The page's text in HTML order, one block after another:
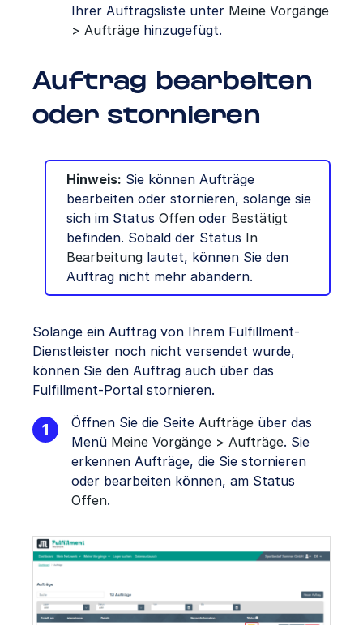
Ihrer Auftragsliste unter Meine Vorgänge
> Aufträge hinzugefügt.
Auftrag bearbeiten
oder stornieren
Hinweis: Sie können Aufträge
bearbeiten oder stornieren, solange sie
sich im Status Offen oder Bestätigt
befinden. Sobald der Status In
Bearbeitung lautet, können Sie den
Auftrag nicht mehr abändern.
Solange ein Auftrag von Ihrem Fulfillment-
Dienstleister noch nicht versendet wurde,
können Sie den Auftrag auch über das
Fulfillment-Portal stornieren.
Öffnen Sie die Seite Aufträge über das
Menü Meine Vorgänge > Aufträge. Sie
erkennen Aufträge, die Sie stornieren
oder bearbeiten können, am Status
Offen.